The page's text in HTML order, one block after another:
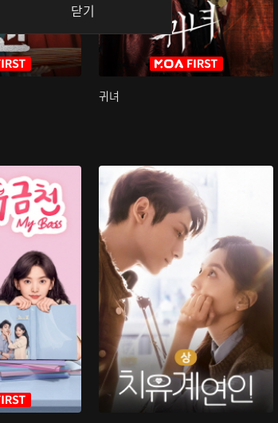
귀녀
닫기